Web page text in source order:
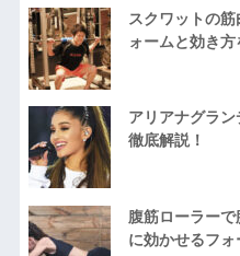
スクワットの
ォームと効き方
アリアナグラ
徹底解説！
腹筋ローラー
に効かせるフ